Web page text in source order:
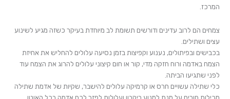
המרכז.
צמחים הם לרוב עדינים ודורשים תשומת לב מיוחדת בעיקר כשזה מגיע לשינוע
עצים ושתילים.
בכבישים ובפיתולים, נענוע וקפיצות בזמן נסיעה עלולים להחליש את אחיזת
הצמח באדמה ורוח חזקה מדי, קור או חום קיצוני עלולים להרוג את הצמח עוד
לפני שתגיעו הביתה.
כלי שתילה עשויים חרס או קרמיקה עלולים להישבר, שקיות של אדמת שתילה
מכילות חורים על מנת למנוע ריקבון ועלולות לפזר לכם אדמה בכל האוטו.